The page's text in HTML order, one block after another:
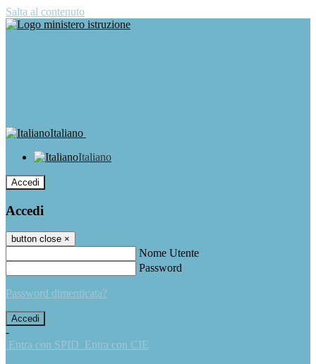
Salta al contenuto
Italiano
Italiano
Accedi
Accedi
button close ×
Nome Utente
Password
Password dimenticata?
-
Entra con SPID Entra con CIE